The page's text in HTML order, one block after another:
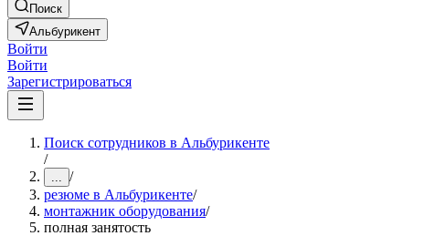
Поиск
Альбурикент
Войти
Войти
Зарегистрироваться
Поиск сотрудников в Альбурикенте
/
... /
резюме в Альбурикенте/
монтажник оборудования/
полная занятость